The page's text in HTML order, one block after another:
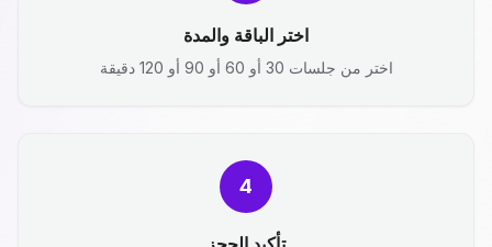
اختر الباقة والمدة
اختر من جلسات 30 أو 60 أو 90 أو 120 دقيقة
4